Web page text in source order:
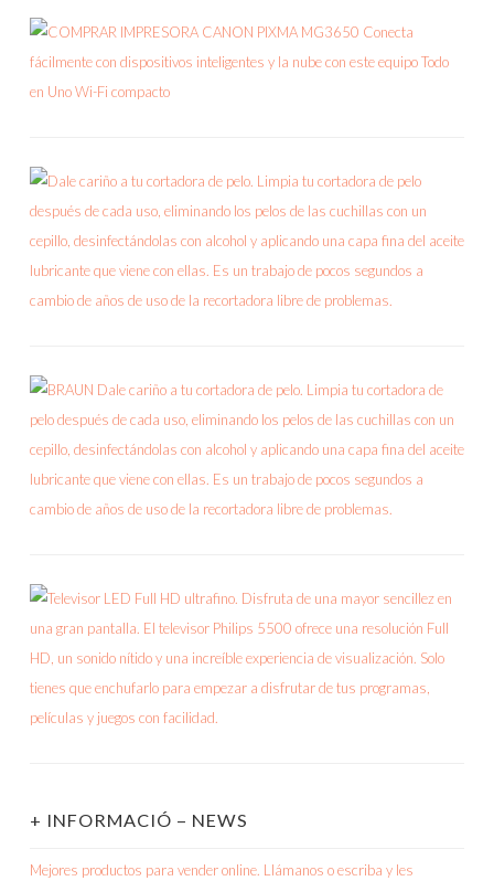
+ INFORMACIÓ – NEWS
Mejores productos para vender online. Llámanos o escriba y les